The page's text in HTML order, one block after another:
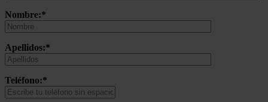
Nombre:*
Apellidos:*
Teléfono:*